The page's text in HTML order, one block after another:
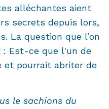
alléchantes aient
secrets depuis lors,
La question que l’on
: Est-ce que l'un de
et pourrait abriter de
le sachions du